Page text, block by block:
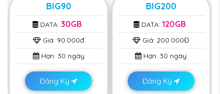
BIG90
DATA: 30GB
Giá: 90.000đ
Hạn: 30 ngày
Đăng Ký
BIG200
DATA: 120GB
Giá: 200.000Đ
Hạn: 30 ngày
Đăng Ký